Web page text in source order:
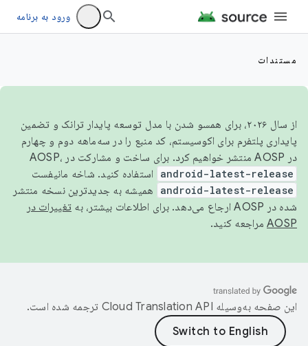
ورود به برنامه
مستندات
از سال ۲۰۲۶، برای همسو شدن با مدل توسعه پایدار ترانک و تضمین
پایداری پلتفرم برای اکوسیستم، کد منبع را در سه‌ماهه دوم و چهارم
در AOSP منتشر خواهیم کرد. برای ساخت و مشارکت در AOSP،
android-latest-release استفاده کنید. شاخه مانیفست
android-latest-release
همیشه به جدیدترین نسخه منتشر
شده در AOSP ارجاع می‌دهد. برای اطلاعات بیشتر، به
تغییرات در
AOSP مراجعه کنید.
این صفحه به‌وسیله ترجمه شده است.